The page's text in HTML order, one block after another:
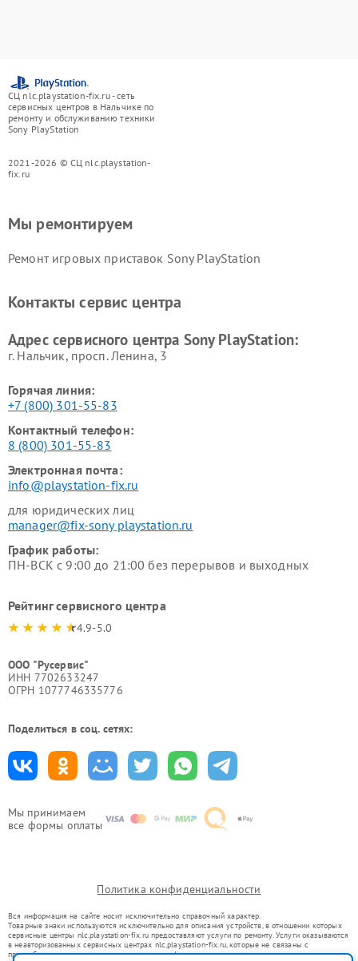
СЦ nlc.playstation-fix.ru - сеть
сервисных центров в Нальчике по
ремонту и обслуживанию техники
Sony PlayStation
2021-2026 © СЦ nlc.playstation-
fix.ru
Мы принимаем
все формы оплаты
Мы ремонтируем
Ремонт игровых приставок Sony PlayStation
Контакты сервис центра
Адрес сервисного центра Sony PlayStation:
г. Нальчик, просп. Ленина, 3
Горячая линия:
+7 (800) 301-55-83
Контактный телефон:
8 (800) 301-55-83
Электронная почта:
info@playstation-fix.ru
для юридических лиц
manager@fix-sony playstation.ru
График работы:
ПН-ВСК с 9:00 до 21:00 без перерывов и выходных
Рейтинг сервисного центра
4.9-5.0
ООО "Русервис"
ИНН 7702633247
ОГРН 1077746335776
Поделиться в соц. сетях:
Политика конфиденциальности
Вся информация на сайте носит исключительно справочный характер.
Товарные знаки используются исключительно для описания устройств, в отношении которых
сервисные центры nlc.playstation-fix.ru предоставляют услуги по ремонту. Услуги оказываются
в неавторизованных сервисных центрах nlc.playstation-fix.ru, которые не связаны с
правообладателями товарных знаков или их официальными представителями.